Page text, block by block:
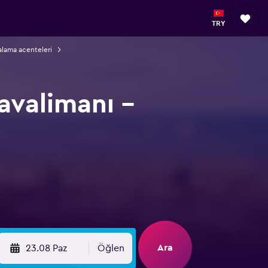
TRY
acenteleri
-
23.08 Paz Öğlen Ara